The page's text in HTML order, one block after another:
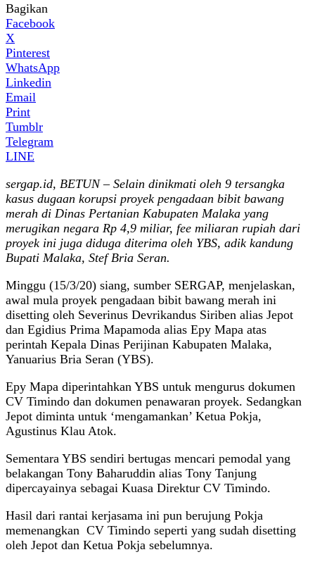
Bagikan
Facebook
X
Pinterest
WhatsApp
Linkedin
Email
Print
Tumblr
Telegram
LINE
sergap.id, BETUN – Selain dinikmati oleh 9 tersangka
kasus dugaan korupsi proyek pengadaan bibit bawang
merah di Dinas Pertanian Kabupaten Malaka yang
merugikan negara Rp 4,9 miliar, fee miliaran rupiah dari
proyek ini juga diduga diterima oleh YBS, adik kandung
Bupati Malaka, Stef Bria Seran.
Minggu (15/3/20) siang, sumber SERGAP, menjelaskan,
awal mula proyek pengadaan bibit bawang merah ini
disetting oleh Severinus Devrikandus Siriben alias Jepot
dan Egidius Prima Mapamoda alias Epy Mapa atas
perintah Kepala Dinas Perijinan Kabupaten Malaka,
Yanuarius Bria Seran (YBS).
Epy Mapa diperintahkan YBS untuk mengurus dokumen
CV Timindo dan dokumen penawaran proyek. Sedangkan
Jepot diminta untuk ‘mengamankan’ Ketua Pokja,
Agustinus Klau Atok.
Sementara YBS sendiri bertugas mencari pemodal yang
belakangan Tony Baharuddin alias Tony Tanjung
dipercayainya sebagai Kuasa Direktur CV Timindo.
Hasil dari rantai kerjasama ini pun berujung Pokja
memenangkan CV Timindo seperti yang sudah disetting
oleh Jepot dan Ketua Pokja sebelumnya.